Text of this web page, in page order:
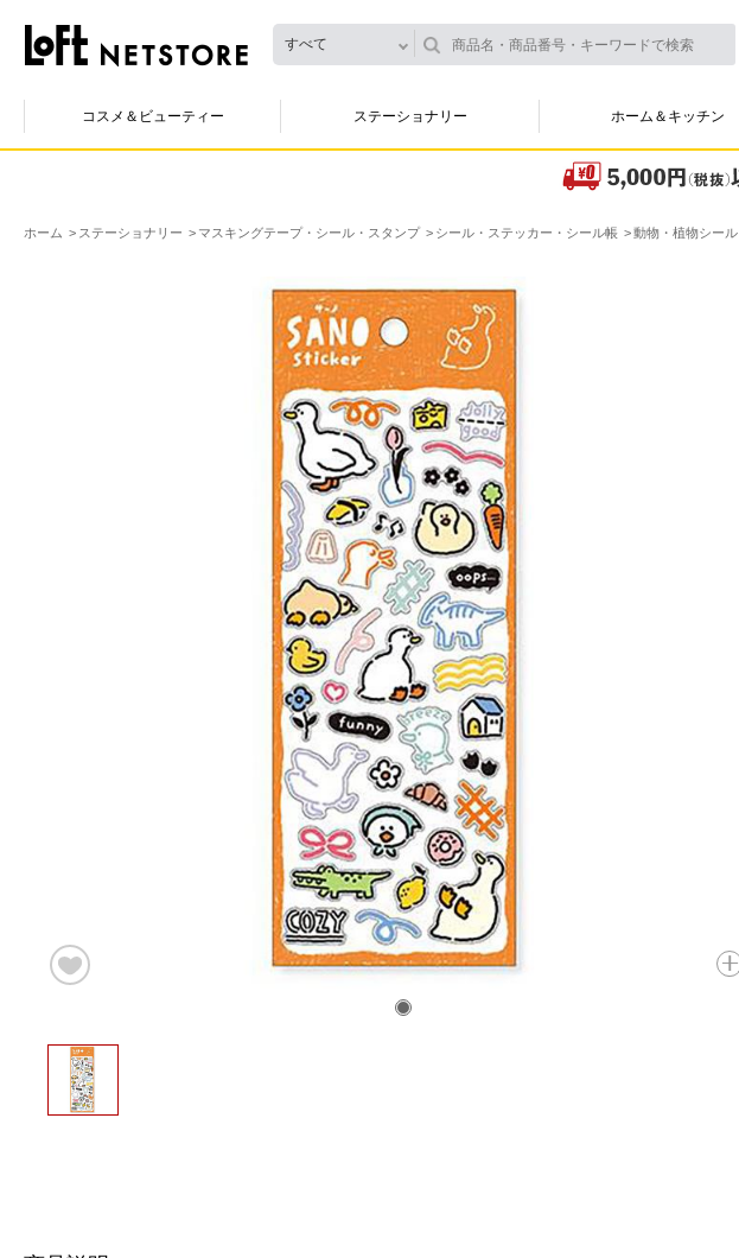
すべて
コスメ＆ビューティー ステーショナリー ホーム＆キッチン
ホーム ステーショナリー マスキングテープ・シール・スタンプ シール・ステッカー・シール帳 動物・植物シール